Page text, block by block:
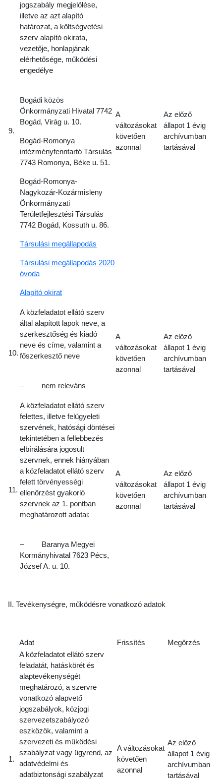
9.
jogszabály megjelölése,
illetve az azt alapító
határozat, a költségvetési
szerv alapító okirata,
vezetője, honlapjának
elérhetősége, működési
engedélye
Bogádi közös
Önkormányzati Hivatal 7742
Bogád, Virág u. 10.
Bogád-Romonya
intézményfenntartó Társulás
7743 Romonya, Béke u. 51.
Bogád-Romonya-
Nagykozár-Kozármisleny
Önkormányzati
Területfejlesztési Társulás
7742 Bogád, Kossuth u. 86.
Társulási megállapodás
Társulási megállapodás 2020
óvoda
Alapító okirat
A
változásokat
követően
azonnal
Az előző
állapot 1 évig
archívumban
tartásával
10.
A közfeladatot ellátó szerv
által alapított lapok neve, a
szerkesztőség és kiadó
neve és címe, valamint a
főszerkesztő neve
– nem releváns
A
változásokat
követően
azonnal
Az előző
állapot 1 évig
archívumban
tartásával
11.
A közfeladatot ellátó szerv
felettes, illetve felügyeleti
szervének, hatósági döntései
tekintetében a fellebbezés
elbírálására jogosult
szervnek, ennek hiányában
a közfeladatot ellátó szerv
felett törvényességi
ellenőrzést gyakorló
szervnek az 1. pontban
meghatározott adatai:
– Baranya Megyei
Kormányhivatal 7623 Pécs,
József A. u. 10.
A
változásokat
követően
azonnal
Az előző
állapot 1 évig
archívumban
tartásával
II. Tevékenységre, működésre vonatkozó adatok
Adat Frissítés Megőrzés
1.
A közfeladatot ellátó szerv
feladatát, hatáskörét és
alaptevékenységét
meghatározó, a szervre
vonatkozó alapvető
jogszabályok, közjogi
szervezetszabályozó
eszközök, valamint a
szervezeti és működési
szabályzat vagy ügyrend, az
adatvédelmi és
adatbiztonsági szabályzat
A változásokat
követően
azonnal
Az előző
állapot 1 évig
archívumban
tartásával